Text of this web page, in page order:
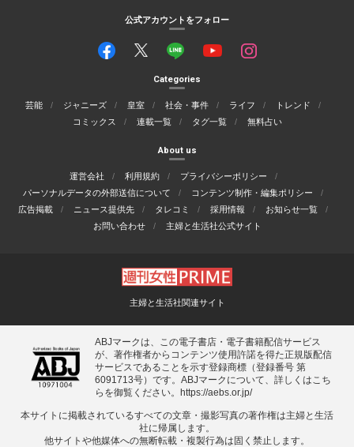
公式アカウントをフォロー
Categories
芸能 ジャニーズ 皇室 社会・事件 ライフ
トレンド
コミックス
連載一覧 タグ一覧 無料占い
About us
運営会社 利用規約
プライバシーポリシー
パーソナルデータの外部送信について
コンテンツ制作・編集ポリシー
広告掲載
ニュース提供先 タレコミ 採用情報
お知らせ一覧
お問い合わせ
主婦と生活社公式サイト
主婦と生活社関連サイト
ABJマークは、この電子書店・電子書籍配信サービス
が、著作権者からコンテンツ使用許諾を得た正規版配信
サービスであることを示す登録商標（登録番号 第
6091713号）です。ABJマークについて、詳しくはこち
らを御覧ください。
https://aebs.or.jp/
本サイトに掲載されているすべての⽂章・撮影写真の著作権は主婦と⽣活
社に帰属します。
他サイトや他媒体への無断転載・複製⾏為は固く禁⽌します。